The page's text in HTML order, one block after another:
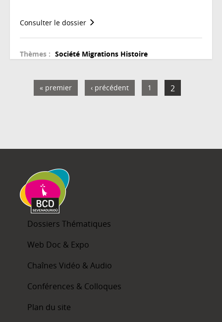
Consulter le dossier
Thèmes : Société Migrations Histoire
« premier ‹ précédent 1 2
Dossiers Thématiques
Web Doc & Expo
Chaînes Vidéo & Audio
Conférences & Colloques
Plan du site